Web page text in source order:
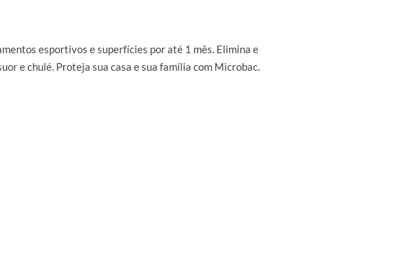
esportivos e superfícies por até 1 mês. Elimina e
e chulé. Proteja sua casa e sua família com Microbac.